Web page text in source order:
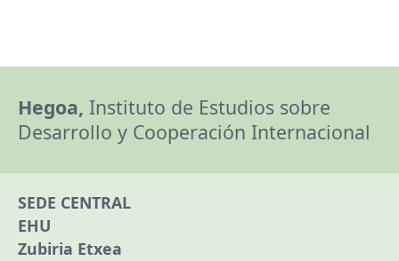
Hegoa, Instituto de Estudios sobre
Desarrollo y Cooperación Internacional
SEDE CENTRAL
EHU
Zubiria Etxea